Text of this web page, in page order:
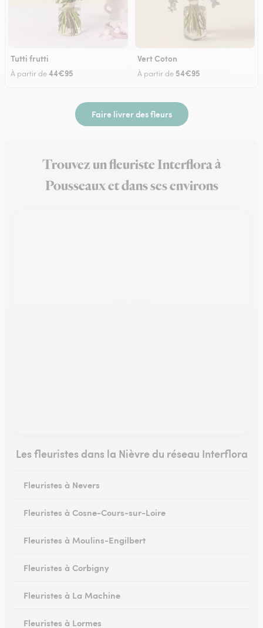
Tutti frutti
À partir de44€95
Vert Coton
À partir de 54€95
Faire livrer des fleurs
Trouvez un fleuriste Interflora à
Pousseaux et dans ses environs
Les fleuristes dans la Nièvre du réseau Interflora
Fleuristes à Nevers
Fleuristes à Cosne-Cours-sur-Loire
Fleuristes à Moulins-Engilbert
Fleuristes à Corbigny
Fleuristes à La Machine
Fleuristes à Lormes